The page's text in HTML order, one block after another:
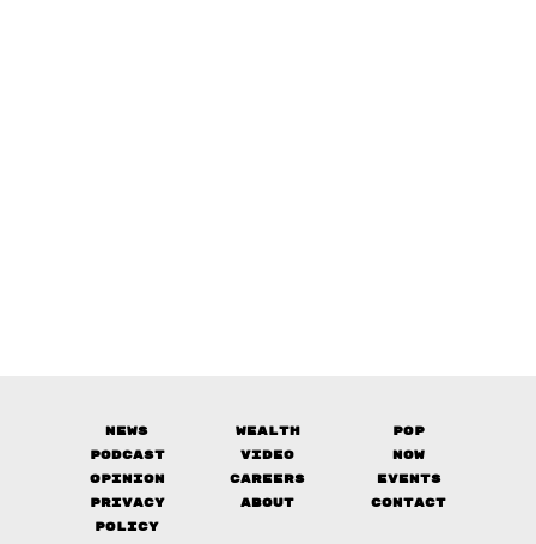
News Wealth
Pop
Podcast
Video
Now
Opinion
Careers
Events
Privacy
Policy
About Contact